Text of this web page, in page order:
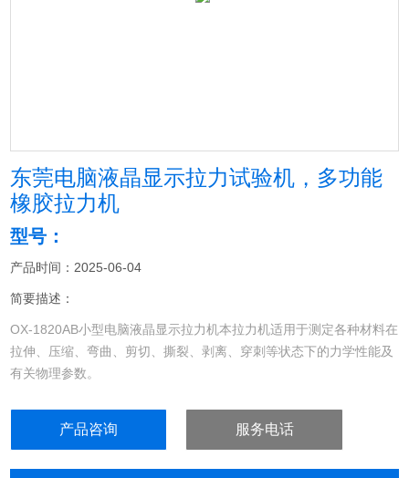
东莞电脑液晶显示拉力试验机，多功能
橡胶拉力机
型号：
产品时间：2025-06-04
简要描述：
OX-1820AB小型电脑液晶显示拉力机本拉力机适用于测定各种材料在
拉伸、压缩、弯曲、剪切、撕裂、剥离、穿刺等状态下的力学性能及
有关物理参数。
产品咨询 服务电话